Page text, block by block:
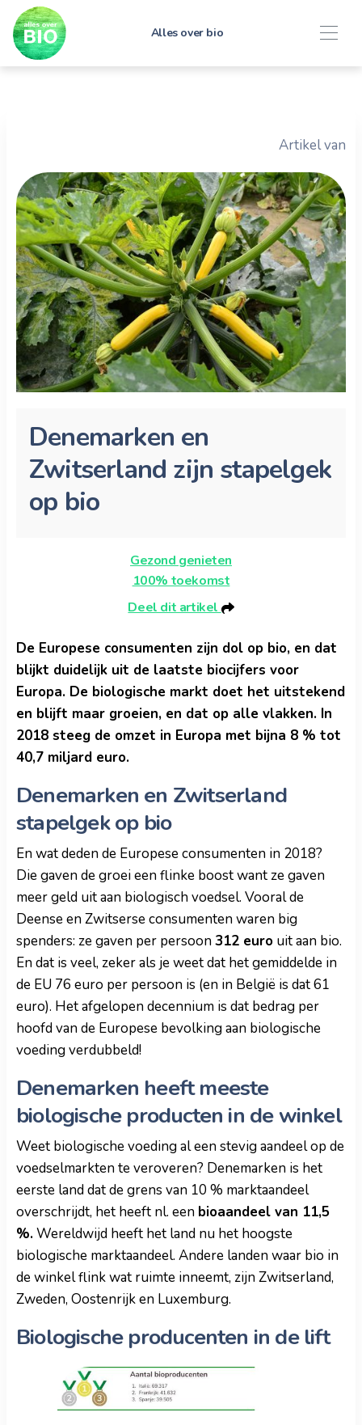
Alles over bio
Artikel van
Denemarken en
Zwitserland zijn stapelgek
op bio
Gezond genieten
100% toekomst
Deel dit artikel
De Europese consumenten zijn dol op bio, en dat
blijkt duidelijk uit de laatste biocijfers voor
Europa. De biologische markt doet het uitstekend
en blijft maar groeien, en dat op alle vlakken. In
2018 steeg de omzet in Europa met bijna 8 % tot
40,7 miljard euro.
Denemarken en Zwitserland
stapelgek op bio
En wat deden de Europese consumenten in 2018?
Die gaven de groei een flinke boost want ze gaven
meer geld uit aan biologisch voedsel. Vooral de
Deense en Zwitserse consumenten waren big
spenders: ze gaven per persoon312 euro uit aan bio.
En dat is veel, zeker als je weet dat het gemiddelde in
de EU 76 euro per persoon is (en in België is dat 61
euro). Het afgelopen decennium is dat bedrag per
hoofd van de Europese bevolking aan biologische
voeding verdubbeld!
Denemarken heeft meeste
biologische producten in de winkel
Weet biologische voeding al een stevig aandeel op de
voedselmarkten te veroveren? Denemarken is het
eerste land dat de grens van 10 % marktaandeel
overschrijdt, het heeft nl. een bioaandeel van 11,5
%.Wereldwijd heeft het land nu het hoogste
biologische marktaandeel. Andere landen waar bio in
de winkel flink wat ruimte inneemt, zijn Zwitserland,
Zweden, Oostenrijk en Luxemburg.
Biologische producenten in de lift